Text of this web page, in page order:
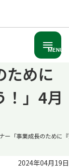
MENU
ために
！」4月
ー「事業成長のために
2024年04月19日